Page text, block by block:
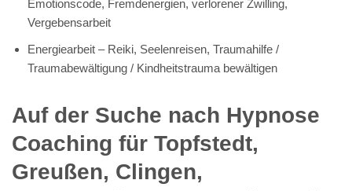
Emotionscode, Fremdenergien, verlorener Zwilling,
Vergebensarbeit
Energiearbeit – Reiki, Seelenreisen, Traumahilfe /
Traumabewältigung / Kindheitstrauma bewältigen
Auf der Suche nach Hypnose
Coaching für Topfstedt,
Greußen, Clingen,